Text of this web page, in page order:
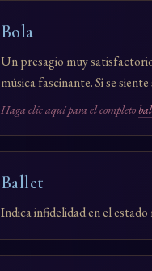
Bola
Un presagio muy
música fascinante. Si se
Haga clic aquí para el completo
Ballet
Indica infidelidad en el